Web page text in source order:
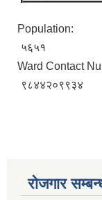
Population:
५६५१
Ward Contact
९८४४२०९९३४
रोजगार